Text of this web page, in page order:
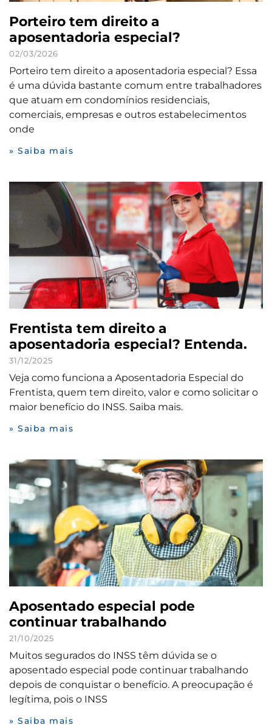
Porteiro tem direito a
aposentadoria especial?
02/03/2026
Porteiro tem direito a aposentadoria especial? Essa
é uma dúvida bastante comum entre trabalhadores
que atuam em condomínios residenciais,
comerciais, empresas e outros estabelecimentos
onde
» Saiba mais
Frentista tem direito a
aposentadoria especial? Entenda.
31/12/2025
Veja como funciona a Aposentadoria Especial do
Frentista, quem tem direito, valor e como solicitar o
maior benefício do INSS. Saiba mais.
» Saiba mais
Aposentado especial pode
continuar trabalhando
21/10/2025
Muitos segurados do INSS têm dúvida se o
aposentado especial pode continuar trabalhando
depois de conquistar o benefício. A preocupação é
legítima, pois o INSS
» Saiba mais